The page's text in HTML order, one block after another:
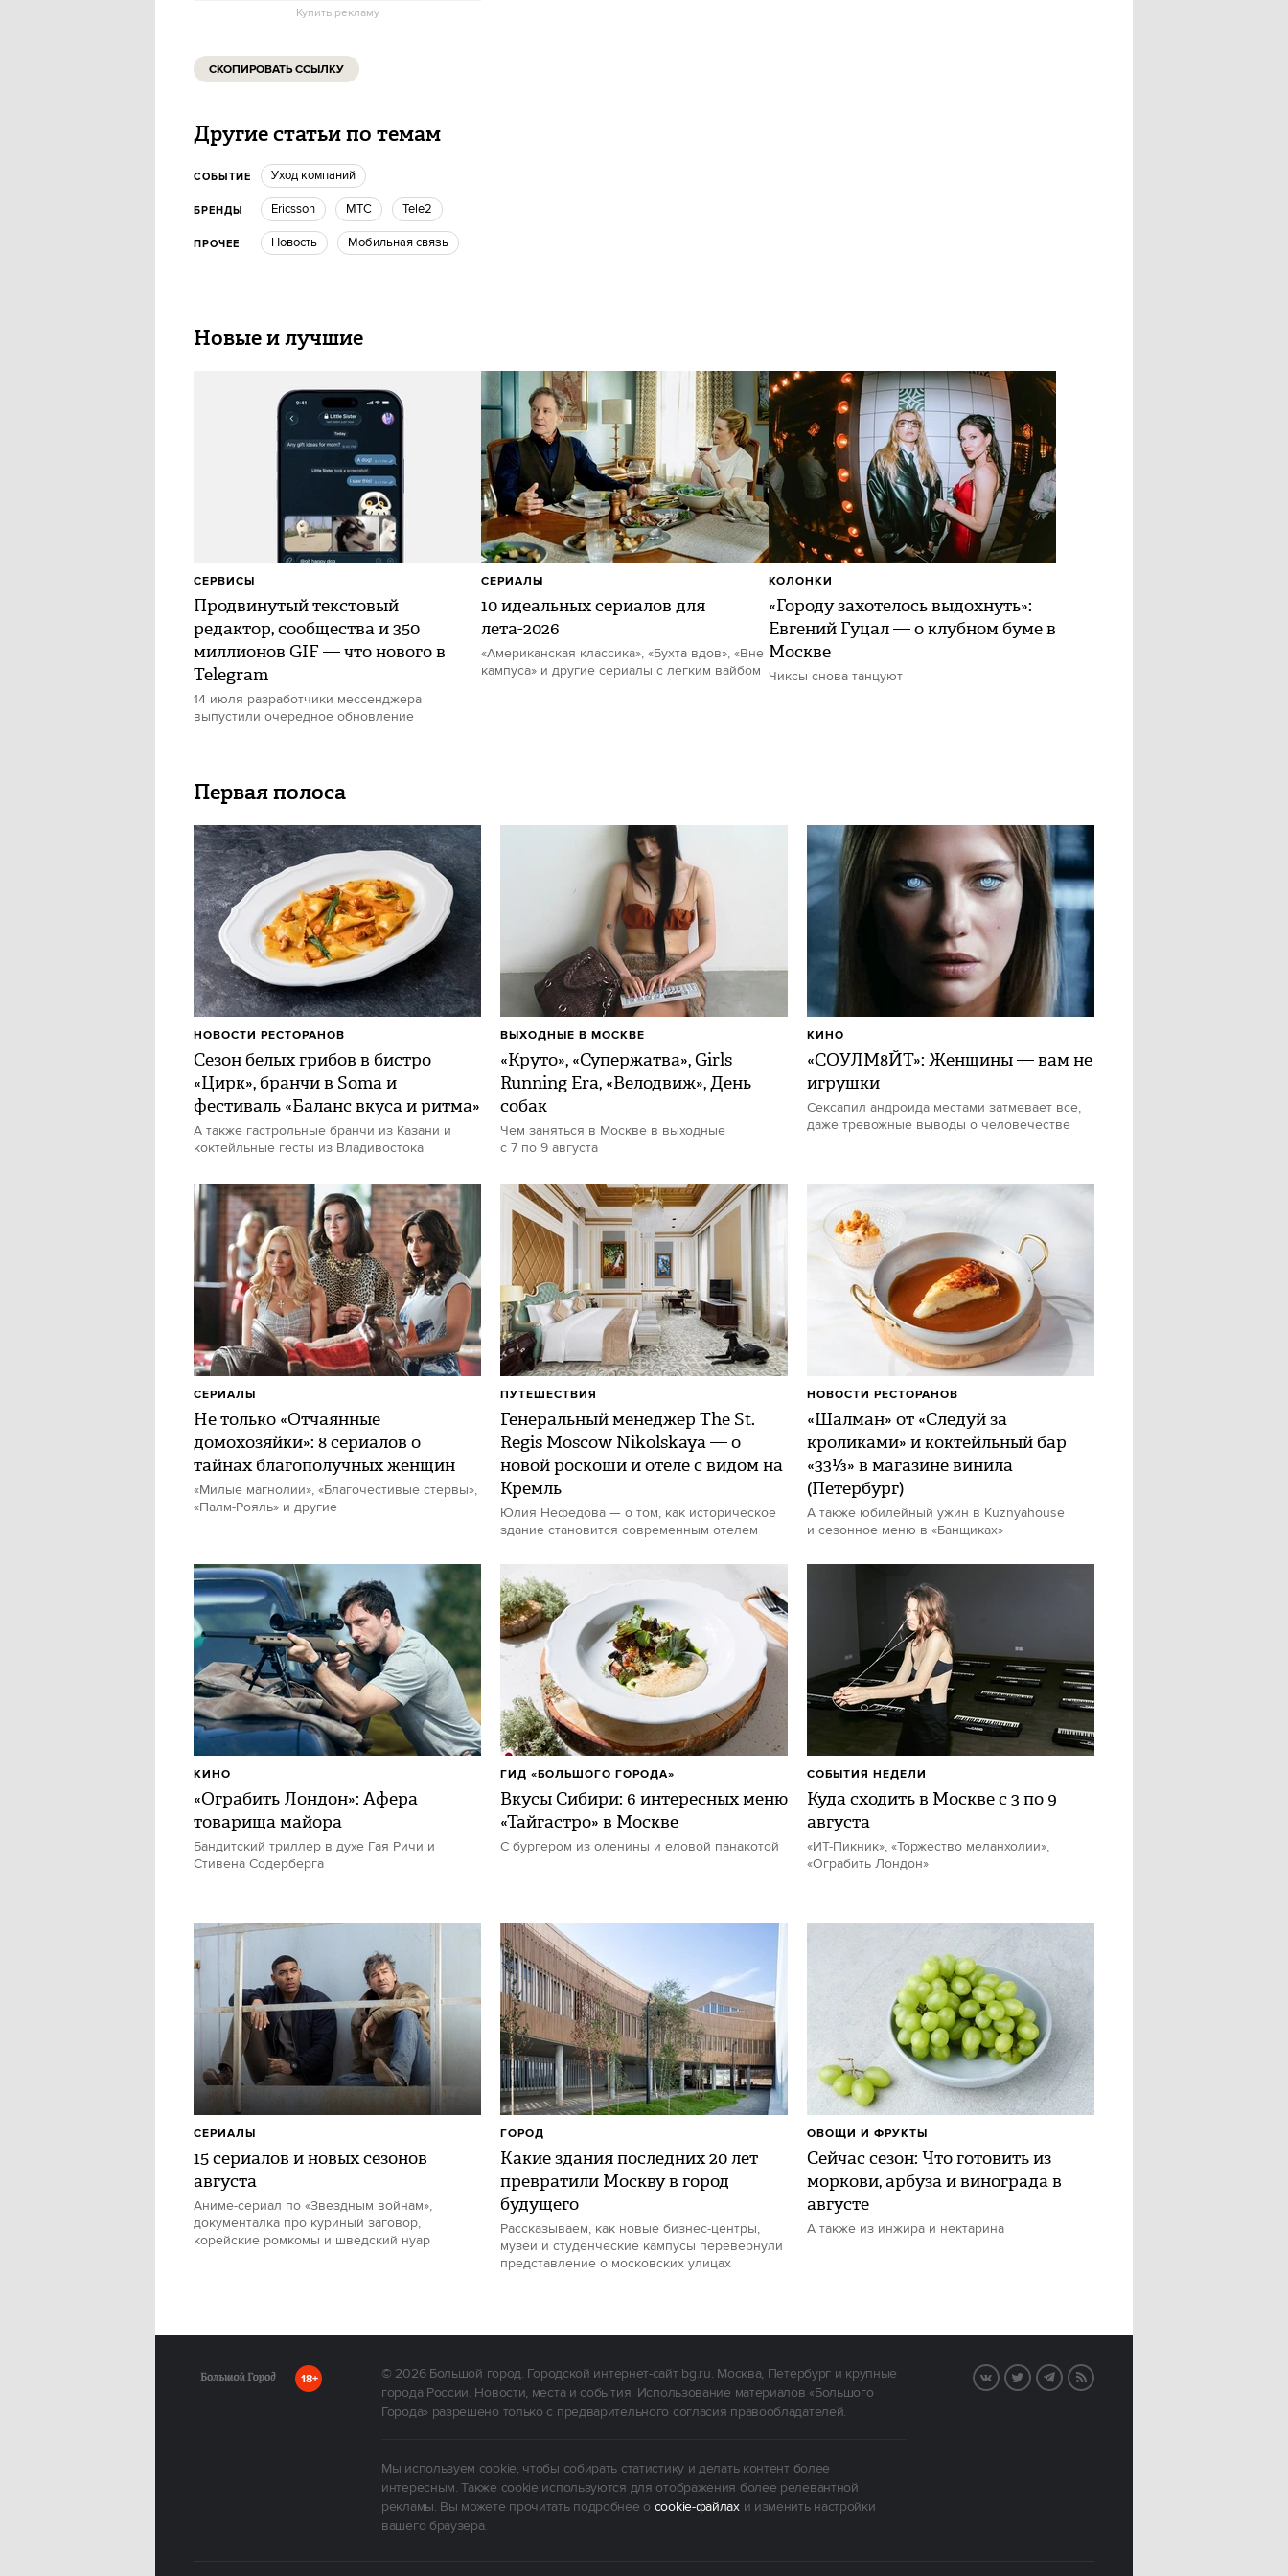
Купить рекламу
СКОПИРОВАТЬ ССЫЛКУ
Другие статьи по темам
СОБЫТИЕ Уход компаний
БРЕНДЫ Ericsson МТС Tele2
ПРОЧЕЕ Новость мобильная связь
Новые и лучшие
Продвинутый текстовый
редактор, сообщества и 350
миллионов GIF — что нового в
Telegram
14 июля разработчики мессенджера
выпустили очередное обновление
СЕРВИСЫ
10 идеальных сериалов для
лета-2026
«Американская классика», «Бухта вдов», «Вне
кампуса» и другие сериалы с легким вайбом
СЕРИАЛЫ
«Городу захотелось выдохнуть»:
Евгений Гуцал — о клубном буме в
Москве
Чиксы снова танцуют
КОЛОНКИ
Первая полоса
Сезон белых грибов в бистро
«Цирк», бранчи в Soma и
фестиваль «Баланс вкуса и ритма»
А также гастрольные бранчи из Казани и
коктейльные гесты из Владивостока
НОВОСТИ РЕСТОРАНОВ
«Круто», «Супержатва», Girls
Running Era, «Велодвиж», День
собак
Чем заняться в Москве в выходные
с 7 по 9 августа
ВЫХОДНЫЕ В МОСКВЕ
«СОУЛМ8ЙТ»: Женщины — вам не
игрушки
Сексапил андроида местами затмевает все,
даже тревожные выводы о человечестве
КИНО
Не только «Отчаянные
домохозяйки»: 8 сериалов о
тайнах благополучных женщин
«Милые магнолии», «Благочестивые стервы»,
«Палм-Рояль» и другие
СЕРИАЛЫ
Генеральный менеджер The St.
Regis Moscow Nikolskaya — о
новой роскоши и отеле с видом на
Кремль
Юлия Нефедова — о том, как историческое
здание становится современным отелем
ПУТЕШЕСТВИЯ
«Шалман» от «Следуй за
кроликами» и коктейльный бар
«33⅓» в магазине винила
(Петербург)
А также юбилейный ужин в Kuznyahouse
и сезонное меню в «Банщиках»
НОВОСТИ РЕСТОРАНОВ
«Ограбить Лондон»: Афера
товарища майора
Бандитский триллер в духе Гая Ричи и
Стивена Содерберга
КИНО
Вкусы Сибири: 6 интересных меню
«Тайгастро» в Москве
С бургером из оленины и еловой панакотой
ГИД «БОЛЬШОГО ГОРОДА»
Куда сходить в Москве с 3 по 9
августа
«ИТ-Пикник», «Торжество меланхолии»,
«Ограбить Лондон»
СОБЫТИЯ НЕДЕЛИ
15 сериалов и новых сезонов
августа
Аниме-сериал по «Звездным войнам»,
документалка про куриный заговор,
корейские ромкомы и шведский нуар
СЕРИАЛЫ
Какие здания последних 20 лет
превратили Москву в город
будущего
Рассказываем, как новые бизнес-центры,
музеи и студенческие кампусы перевернули
представление о московских улицах
ГОРОД
Сейчас сезон: Что готовить из
моркови, арбуза и винограда в
августе
А также из инжира и нектарина
ОВОЩИ И ФРУКТЫ
18+ © 2026Большой город. Городской интернет-сайт bg.ru. Москва, Петербург и крупные
города России. Новости, места и события. Использование материалов «Большого
Города» разрешено только с предварительного согласия правообладателей.
Мы используем cookie, чтобы собирать статистику и делать контент более
интересным. Также cookie используются для отображения более релевантной
рекламы. Вы можете прочитать подробнее о cookie-файлахи изменить настройки
вашего браузера.
VK TwitterTelegram
RSS